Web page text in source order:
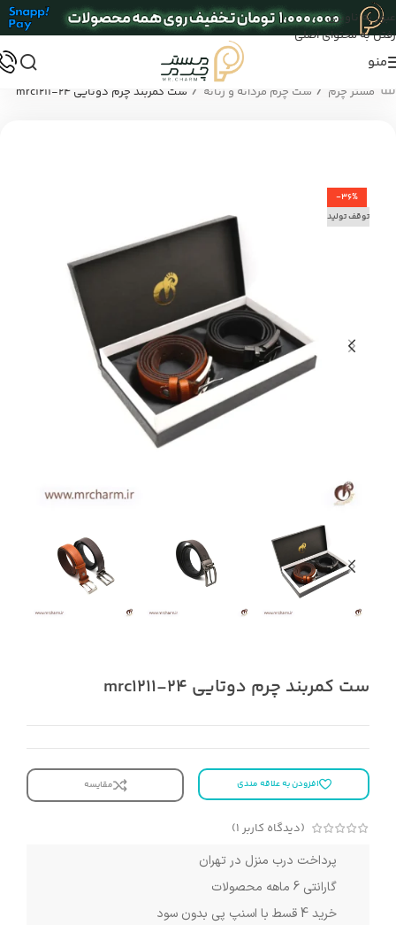
عبور به ناوبری
رفتن به محتوای اصلی
منو
مستر چرم / ست چرم مردانه و زنانه / ست کمربند چرم دوتایی mrc1211-24
-36%
توقف تولید
ست کمربند چرم دوتایی mrc1211-24
افزودن به علاقه مندی مقایسه
(دیدگاه کاربر 1
)
پرداخت درب منزل در تهران
گارانتی 6 ماهه محصولات
خرید 4 قسط با اسنپ پی بدون سود